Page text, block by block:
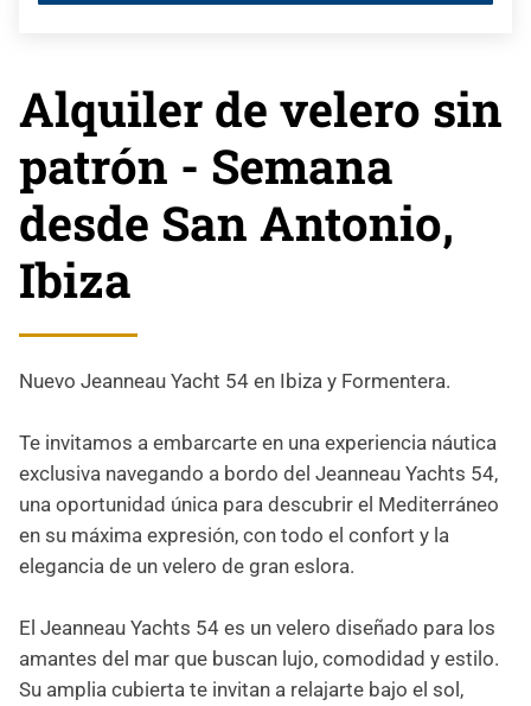
Alquiler de velero sin
patrón - Semana
desde San Antonio,
Ibiza
Nuevo Jeanneau Yacht 54 en Ibiza y Formentera.
Te invitamos a embarcarte en una experiencia náutica
exclusiva navegando a bordo del Jeanneau Yachts 54,
una oportunidad única para descubrir el Mediterráneo
en su máxima expresión, con todo el confort y la
elegancia de un velero de gran eslora.
El Jeanneau Yachts 54 es un velero diseñado para los
amantes del mar que buscan lujo, comodidad y estilo.
Su amplia cubierta te invitan a relajarte bajo el sol,